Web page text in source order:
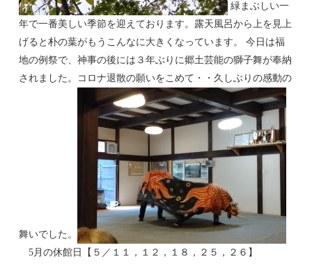
緑まぶしい一
年で一番美しい季節を迎えております。露天風呂から上を見上
げると朴の葉がもうこんなに大きくなっています。 今日は福
地の例祭で、神事の後には３年ぶりに郷土芸能の獅子舞が奉納
されました。コロナ退散の願いをこめて・・久しぶりの感動の
舞いでした。
5月の休館日【５／１１，１２，１８，２５，２６】